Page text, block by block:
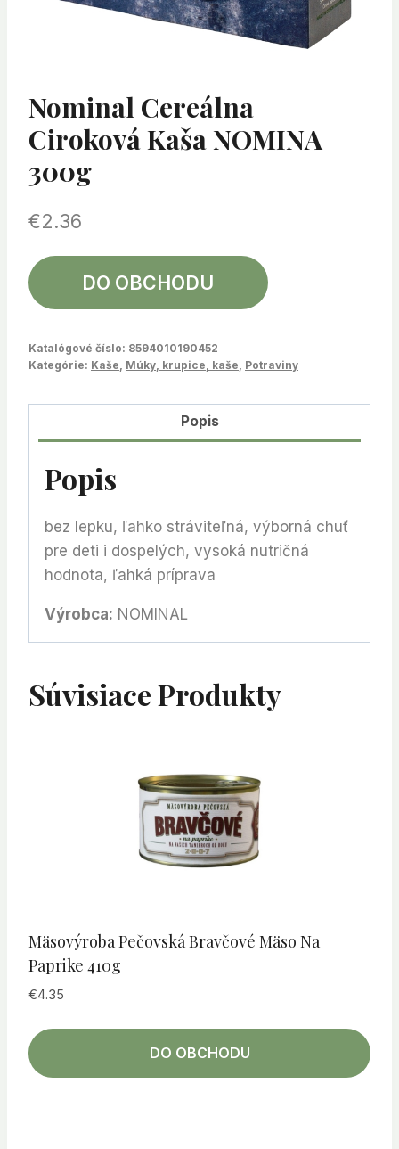
Nominal Cereálna
Ciroková Kaša NOMINA
300g
€2.36
DO OBCHODU
Katalógové číslo: 8594010190452
Kategórie: Kaše Múky, krupice, kaše Potraviny
Popis
Popis
bez lepku, ľahko stráviteľná, výborná chuť
pre deti i dospelých, vysoká nutričná
hodnota, ľahká príprava
Výrobca: NOMINAL
Súvisiace Produkty
Mäsovýroba Pečovská Bravčové Mäso Na
Paprike 410g
€4.35
DO OBCHODU